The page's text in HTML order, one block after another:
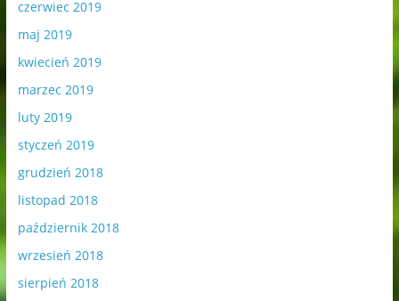
czerwiec 2019
maj 2019
kwiecień 2019
marzec 2019
luty 2019
styczeń 2019
grudzień 2018
listopad 2018
październik 2018
wrzesień 2018
sierpień 2018